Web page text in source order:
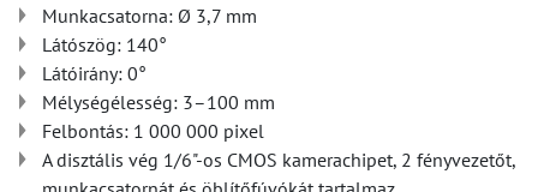
Munkacsatorna: Ø 3,7 mm
Látószög: 140°
Látóirány: 0°
Mélységélesség: 3–100 mm
Felbontás: 1 000 000 pixel
A disztális vég 1/6"-os CMOS kamerachipet, 2 fényvezetőt,